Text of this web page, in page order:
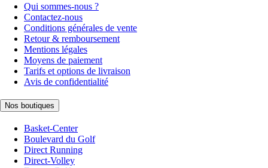
Qui sommes-nous ?
Contactez-nous
Conditions générales de vente
Retour & remboursement
Mentions légales
Moyens de paiement
Tarifs et options de livraison
Avis de confidentialité
Nos boutiques
Basket-Center
Boulevard du Golf
Direct Running
Direct-Volley